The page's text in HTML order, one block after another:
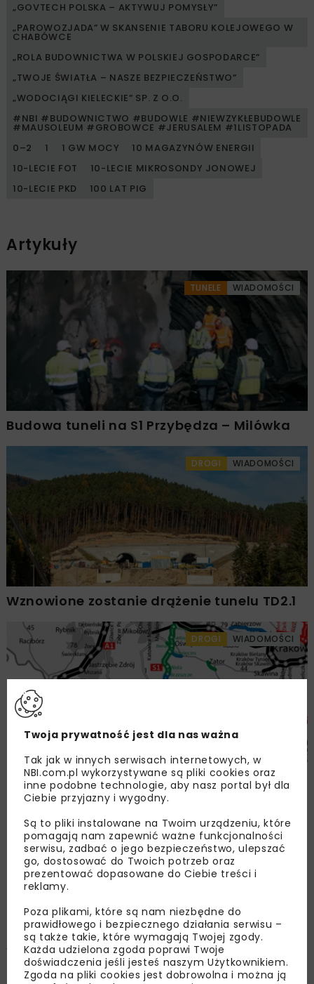
„GOVTECH POLSKA – AKTYWUJ POMYSŁY”
„PAROWOZJADA” W SKANSENIE TABORU KOLEJOWEGO W
CHABÓWCE
„ROLA BUDOWNICTWA W POLSKIEJ GOSPODARCE”
„TWOJE ŚWIATŁA – NASZE BEZPIECZEŃSTWO”
„WODOCIĄGI KIELECKIE” SP. Z O.O.
#NBI #BUDOWNICTWO #BUDOWLE #NIEWZYKŁEBUDOWLE
#MAUSOLEUM #GROBOWCE #JERUSALEM #1LISTOPADA
0–2
1 1 GW MOCY
10 MAGAZYNÓW ENERGII
10-LECIE FOT
10-LECIE MIKROSONDY JONOWEJ
10-LECIE PKD
100 LAT PIG
Artykuły
TUNELE WIADOMOŚCI
Budowa tuneli na S1 Przybędza – Milówka
DROGI WIADOMOŚCI
Wznowione zostanie drążenie tunelu TD2.1
DROGI WIADOMOŚCI
Umowa na budowę S1 Przybędza – Milówka
Wiemy kto wybuduje S1 Przybędza –
Milówka
Twoja prywatność jest dla nas ważna
Tak jak w innych serwisach internetowych, w
NBI.com.pl wykorzystywane są pliki cookies oraz
inne podobne technologie, aby nasz portal był dla
Ciebie przyjazny i wygodny.
Są to pliki instalowane na Twoim urządzeniu, które
pomagają nam zapewnić ważne funkcjonalności
serwisu, zadbać o jego bezpieczeństwo, ulepszać
go, dostosować do Twoich potrzeb oraz
prezentować dopasowane do Ciebie treści i
reklamy.
Poza plikami, które są nam niezbędne do
prawidłowego i bezpiecznego działania serwisu –
są także takie, które wymagają Twojej zgody.
Każda udzielona zgoda poprawi Twoje
doświadczenia jeśli jesteś naszym Użytkownikiem.
Zgoda na pliki cookies jest dobrowolna i można ją